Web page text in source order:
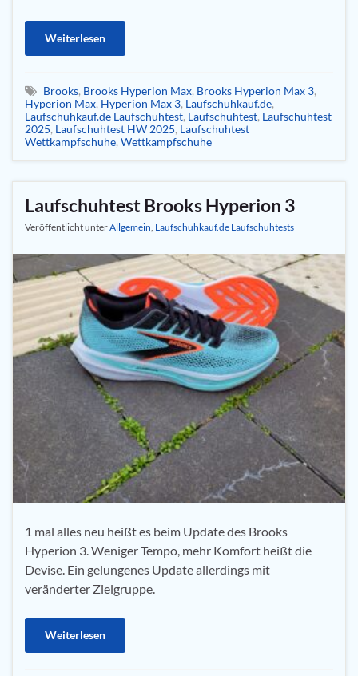
Weiterlesen
Brooks, Brooks Hyperion Max, Brooks Hyperion Max 3,
Hyperion Max, Hyperion Max 3, Laufschuhkauf.de,
Laufschuhkauf.de Laufschuhtest, Laufschuhtest, Laufschuhtest
2025, Laufschuhtest HW 2025, Laufschuhtest
Wettkampfschuhe, Wettkampfschuhe
Laufschuhtest Brooks Hyperion 3
Veröffentlicht unterAllgemein Laufschuhkauf.de Laufschuhtests
1 mal alles neu heißt es beim Update des Brooks
Hyperion 3. Weniger Tempo, mehr Komfort heißt die
Devise. Ein gelungenes Update allerdings mit
veränderter Zielgruppe.
Weiterlesen